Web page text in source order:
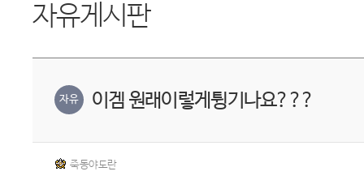
자유게시판
자유 이겜 원래이렇게튕기나요???
죽동야도란